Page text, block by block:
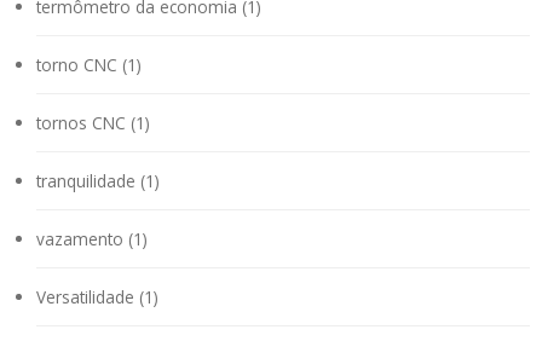
termômetro da economia (1)
torno CNC (1)
tornos CNC (1)
tranquilidade (1)
vazamento (1)
Versatilidade (1)